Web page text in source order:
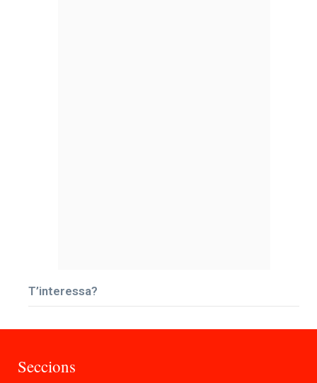
T’interessa?
Seccions